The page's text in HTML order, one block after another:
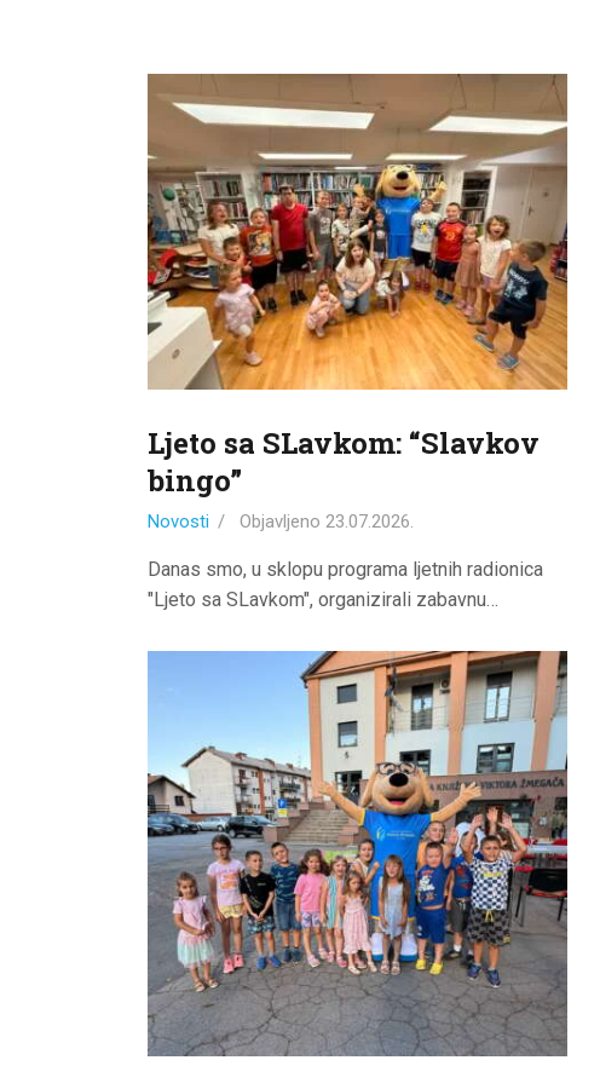
Ljeto sa SLavkom: “Slavkov
bingo”
Novosti Objavljeno 23.07.2026.
Danas smo, u sklopu programa ljetnih radionica
"Ljeto sa SLavkom", organizirali zabavnu…